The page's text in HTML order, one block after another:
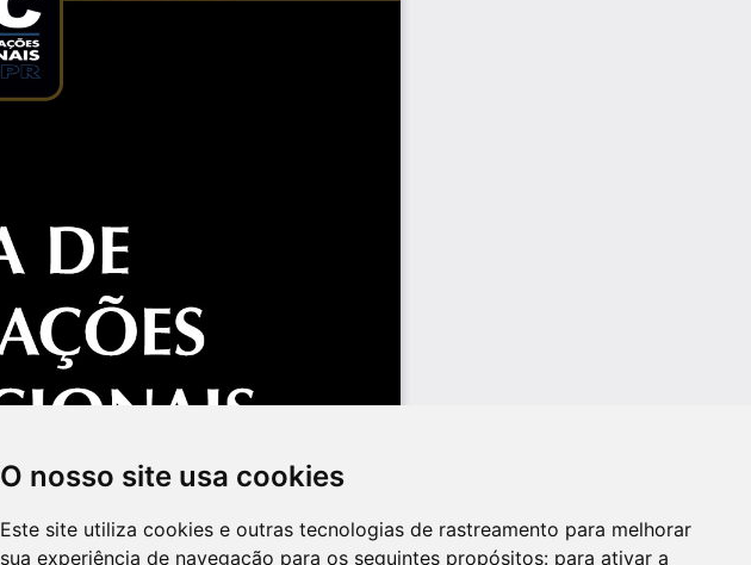
O nosso site usa cookies
Este site utiliza cookies e outras tecnologias de rastreamento para melhorar
sua experiência de navegação para os seguintes propósitos: para ativar a